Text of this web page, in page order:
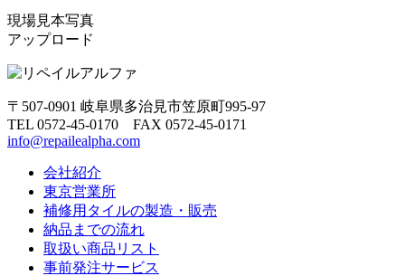
現場見本写真
アップロード
〒507-0901 岐阜県多治見市笠原町995-97
TEL 0572-45-0170 FAX 0572-45-0171
info@repailealpha.com
会社紹介
東京営業所
補修用タイルの製造・販売
納品までの流れ
取扱い商品リスト
事前発注サービス